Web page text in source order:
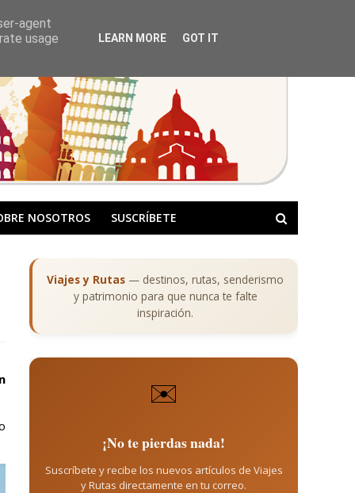
NOSOTROS SUSCRÍBETE
Viajes y Rutas — destinos, rutas, senderismo
y patrimonio para que nunca te falte
inspiración.
✉️
¡No te pierdas nada!
Suscríbete y recibe los nuevos artículos de Viajes
y Rutas directamente en tu correo.
agent
usage
LEARN MORE GOT IT